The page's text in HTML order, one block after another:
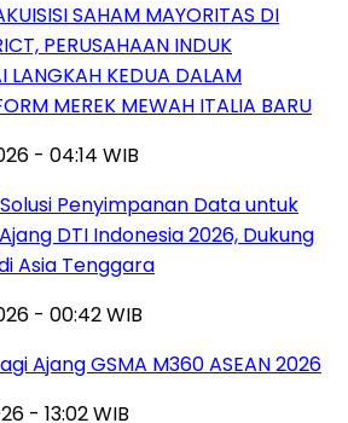
SAHAM MAYORITAS DI
PERUSAHAAN INDUK
LANGKAH KEDUA DALAM
MEREK MEWAH ITALIA BARU
- 04:14 WIB
Penyimpanan Data untuk
DTI Indonesia 2026, Dukung
Asia Tenggara
- 00:42 WIB
Ajang GSMA M360 ASEAN 2026
- 13:02 WIB